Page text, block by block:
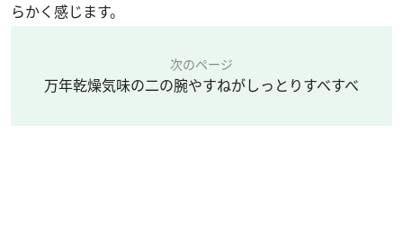
らかく感じます。
次のページ
万年乾燥気味の二の腕やすねがしっとりすべすべ